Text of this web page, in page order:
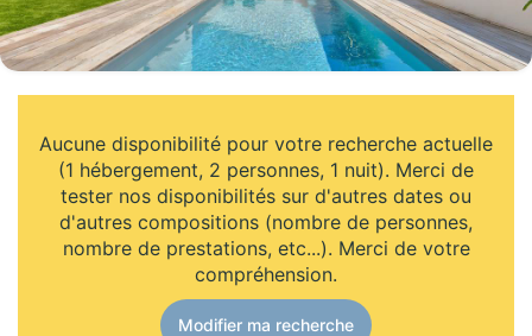
Aucune disponibilité pour votre recherche actuelle
(1 hébergement, 2 personnes, 1 nuit). Merci de
tester nos disponibilités sur d'autres dates ou
d'autres compositions (nombre de personnes,
nombre de prestations, etc...). Merci de votre
compréhension.
Modifier ma recherche